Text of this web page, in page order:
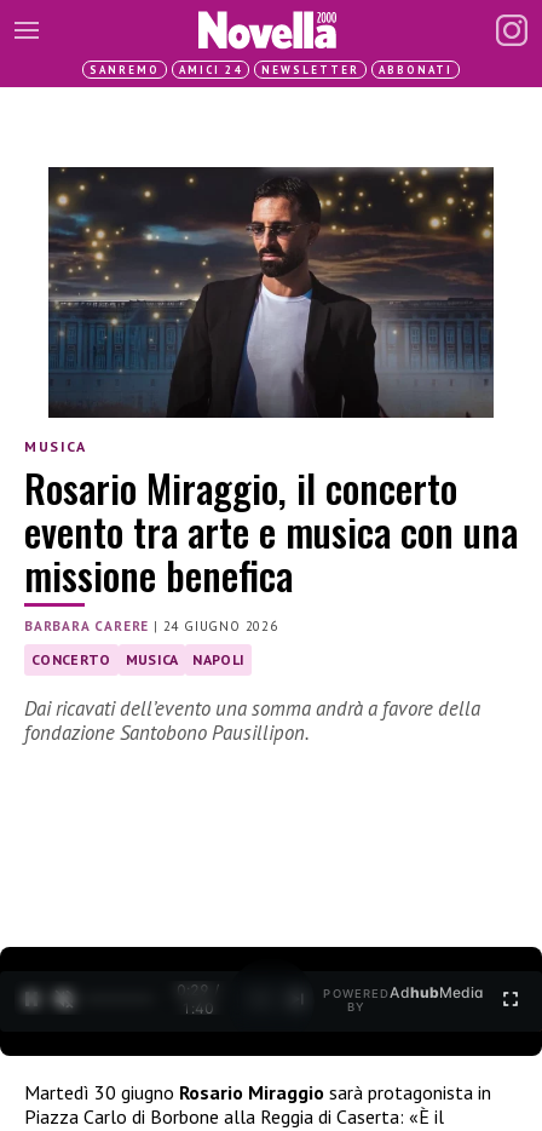
SANREMO AMICI 24 NEWSLETTER ABBONATI
MUSICA
Rosario Miraggio, il concerto
evento tra arte e musica con una
missione benefica
BARBARA CARERE | 24 GIUGNO 2026
CONCERTO MUSICA NAPOLI
Dai ricavati dell’evento una somma andrà a favore della
fondazione Santobono Pausillipon.
0:30 /
1:40
POWERED
BY
AdhubMedia
Martedì 30 giugno Rosario Miraggio sarà protagonista in
Piazza Carlo di Borbone alla Reggia di Caserta: «È il